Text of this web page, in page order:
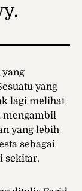
yang
lagi melihat
mengambil
yang lebih
sebagai
sekitar.